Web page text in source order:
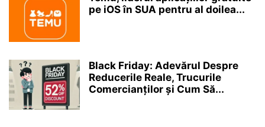
pe iOS în SUA pentru al doilea...
Black Friday: Adevărul Despre
Reducerile Reale, Trucurile
Comercianților și Cum Să...